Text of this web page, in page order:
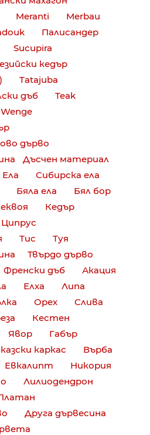
Meranti
Merbau
Палисандер
Sucupira
кедър
Tatajuba
дъб
Teak
дърво
Дъсчен материал
Сибирска ела
Бяла ела
Бял бор
Кедър
Тис
Туя
Твърдо дърво
дъб
Акация
Елха
Липа
Орех
Слива
Кестен
Явор
Габър
каркас
Върба
Никория
Лилиодендрон
Друга дървесина